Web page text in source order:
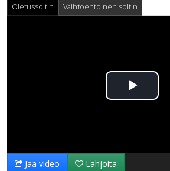
Oletussoitin Vaihtoehtoinen soitin
Toista
Jaa video Lahjoita